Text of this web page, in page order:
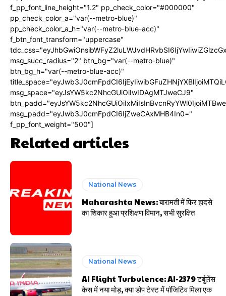
f_pp_font_line_height="1.2" pp_check_color="#000000"
pp_check_color_a="var(--metro-blue)"
pp_check_color_a_h="var(--metro-blue-acc)"
f_btn_font_transform="uppercase"
msg_succ_radius="2" btn_bg="var(--metro-blue)"
btn_bg_h="var(--metro-blue-acc)"
msg_space="eyJsYW5kc2NhcGUiOiIwIDAgMTJweCJ9"
msg_padd="eyJwb3J0cmFpdCI6IjZweCAxMHB4In0="
f_pp_font_weight="500"]
Related articles
National News
Maharashta News: बारामती में फिर हादसे
का शिकार हुआ प्रशिक्षण विमान, सभी सुरक्षित
National News
AI Flight Turbulence: AI-2379 टर्बुलेंस
केस में नया मोड़, क्या डोप टेस्ट में पॉजिटिव मिला एक